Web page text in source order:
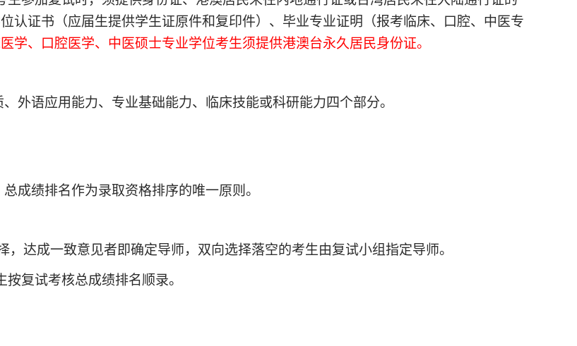
认证书（应届生提供学生证原件和复印件）、毕业专业证明（报考临床、口腔、中医专
学、口腔医学、中医硕士专业学位考生须提供港澳台永久居民身份证。
外语应用能力、专业基础能力、临床技能或科研能力四个部分。
成绩排名作为录取资格排序的唯一原则。
达成一致意见者即确定导师，双向选择落空的考生由复试小组指定导师。
复试考核总成绩排名顺录。